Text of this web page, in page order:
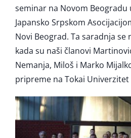
seminar na Novom Beogradu
Japansko Srpskom
Novi Beograd. Ta saradnja se
kada su naši članovi
Nemanja, Miloš i Marko
pripreme na Tokai Univerzitet